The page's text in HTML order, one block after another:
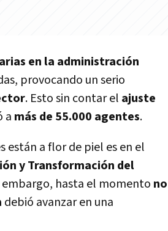
en la administración
provocando un serio
. Esto sin contar el ajuste
a más de 55.000 agentes.
están a flor de piel es en el
y Transformación del
embargo, hasta el momento no
debió avanzar en una